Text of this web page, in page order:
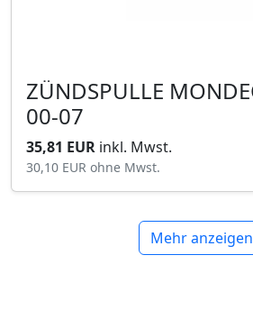
ZÜNDSPULLE MONDEO III 2.5 V6
00-07
35,81 EUR inkl. Mwst.
30,10 EUR ohne Mwst.
Mehr anzeigen